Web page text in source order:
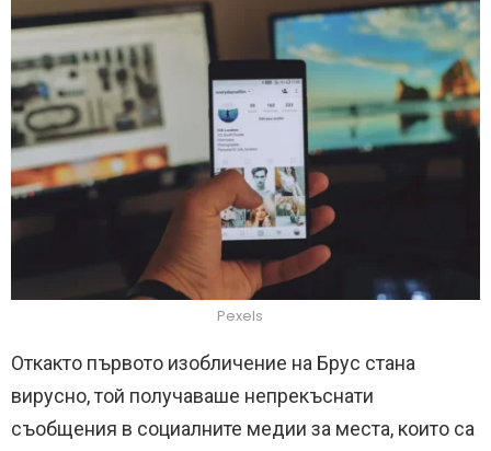
Pexels
Откакто първото изобличение на Брус стана
вирусно, той получаваше непрекъснати
съобщения в социалните медии за места, които са